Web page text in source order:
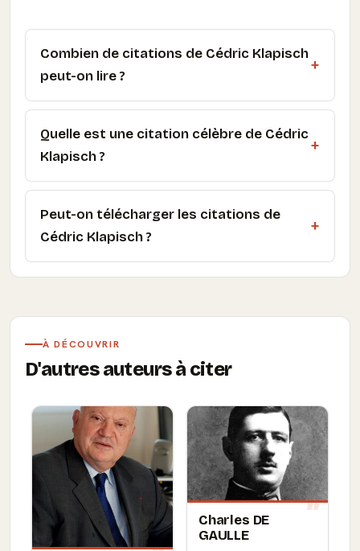
Combien de citations de Cédric Klapisch
peut-on lire ?
Quelle est une citation célèbre de Cédric
Klapisch ?
Peut-on télécharger les citations de
Cédric Klapisch ?
À DÉCOUVRIR
D'autres auteurs à citer
Charles DE
GAULLE